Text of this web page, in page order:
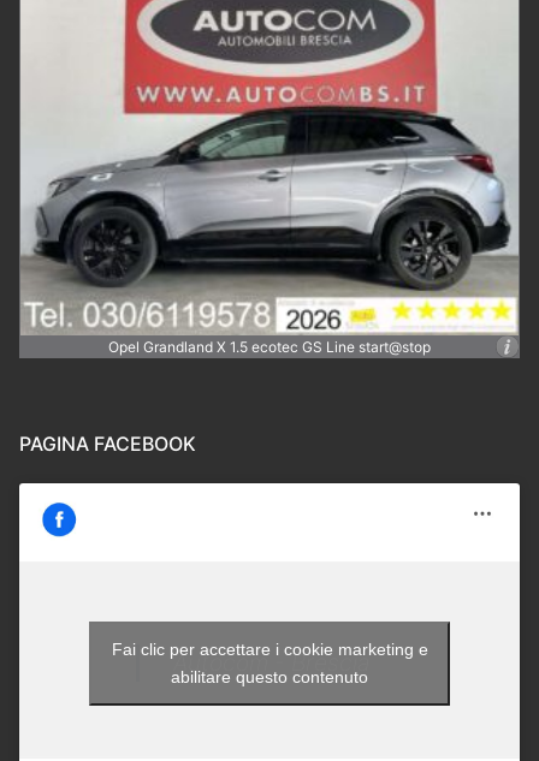
Opel Grandland X 1.5 ecotec GS Line start@stop
PAGINA FACEBOOK
Autocom - Brescia
Fai clic per accettare i cookie marketing e
abilitare questo contenuto